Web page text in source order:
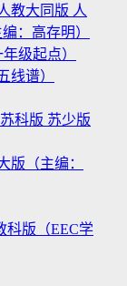
教大同版 人
：高存明）
级起点）
线谱）
苏科版 苏少版
版（主编：
科版（EEC学